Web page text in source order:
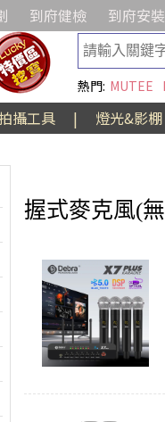
到府健檢 到府安裝
熱門: MUTEE
攝工具 | 燈光&影棚
握式麥克風(